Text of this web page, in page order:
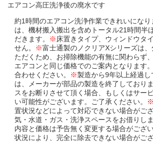
エアコン高圧洗浄後の廃水です
約1時間のエアコン洗浄作業できれいになり
は、機材搬入搬出を含めトータル21時間半
だきます。
※ 床置きタイプ、ウィンドウタ
せん。
※富士通製のノクリアXシリーズは
ただくため、お掃除機能の有無に関わらず
エアコンと同じ価格でのご案内となります
合わせください。
※製造から9年以上経過し
は、メーカーが部品の製造を終了しており
スをお断りさせて頂く場合、もしくはサー
い可能性がございます。ご了承ください。
※
置状況などによって対応できない場合がござ
気・水道・ガス・洗浄スペースをお借りしま
内容と価格は予告無く変更する場合がござい
状況により、完全に除去できない場合がござ